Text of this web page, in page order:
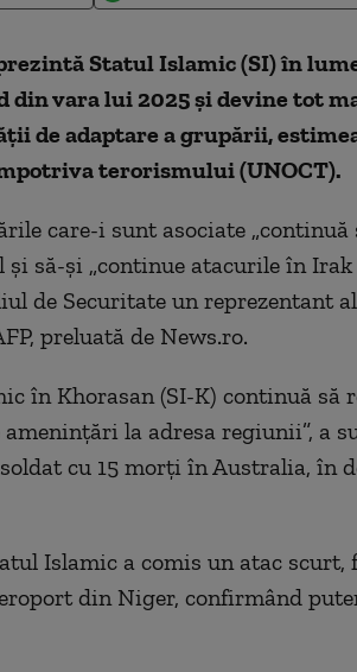
Statul Islamic (SI) în
din vara lui 2025 şi devine tot
de adaptare a grupării,
terorismului (UNOCT).
care-i sunt asociate „continuă
să-şi „continue atacurile în Irak
de Securitate un reprezentant
preluată de News.ro.
în Khorasan (SI-K) continuă să
la adresa regiunii”, a
cu 15 morţi în Australia, în
Islamic a comis un atac scurt,
din Niger, confirmând